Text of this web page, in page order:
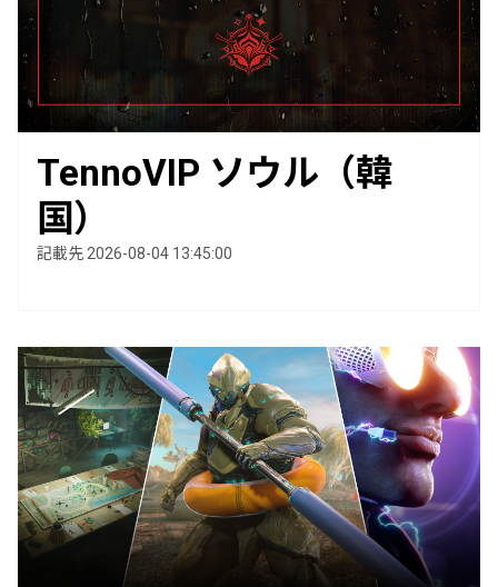
TennoVIP ソウル（韓
国）
記載先 2026-08-04 13:45:00